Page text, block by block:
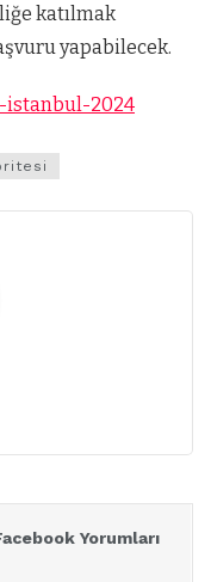
katılmak
yapabilecek.
istanbul-2024
Yorumları